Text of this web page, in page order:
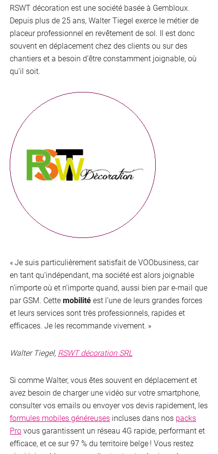
RSWT décoration est une société basée à Gembloux.
Depuis plus de 25 ans, Walter Tiegel exerce le métier de
placeur professionnel en revêtement de sol. Il est donc
souvent en déplacement chez des clients ou sur des
chantiers et a besoin d’être constamment joignable, où
qu’il soit.
« Je suis particulièrement satisfait de VOObusiness, car
en tant qu’indépendant, ma société est alors joignable
n’importe où et n’importe quand, aussi bien par e-mail que
par GSM. Cettemobilitéest l’une de leurs grandes forces
et leurs services sont très professionnels, rapides et
efficaces. Je les recommande vivement. »
Walter Tiegel, RSWT décoration SRL
Si comme Walter, vous êtes souvent en déplacement et
avez besoin de charger une vidéo sur votre smartphone,
consulter vos emails ou envoyer vos devis rapidement, les
formules mobiles généreuses incluses dans nos packs
Provous garantissent un réseau 4G rapide, performant et
efficace, et ce sur 97 % du territoire belge ! Vous restez